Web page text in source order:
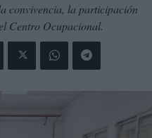
convivencia, la participación
Centro Ocupacional.